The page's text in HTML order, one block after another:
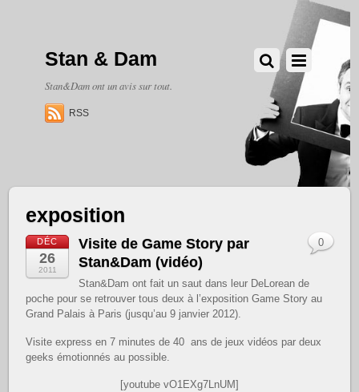
Stan & Dam
Stan&Dam ont un avis sur tout.
RSS
exposition
DÉC
26
2011
Visite de Game Story par
Stan&Dam (vidéo)
Stan&Dam ont fait un saut dans leur DeLorean de
poche pour se retrouver tous deux à l’exposition Game Story au
Grand Palais à Paris (jusqu’au 9 janvier 2012).
Visite express en 7 minutes de 40 ans de jeux vidéos par deux
geeks émotionnés au possible.
[youtube vO1EXg7LnUM]
0